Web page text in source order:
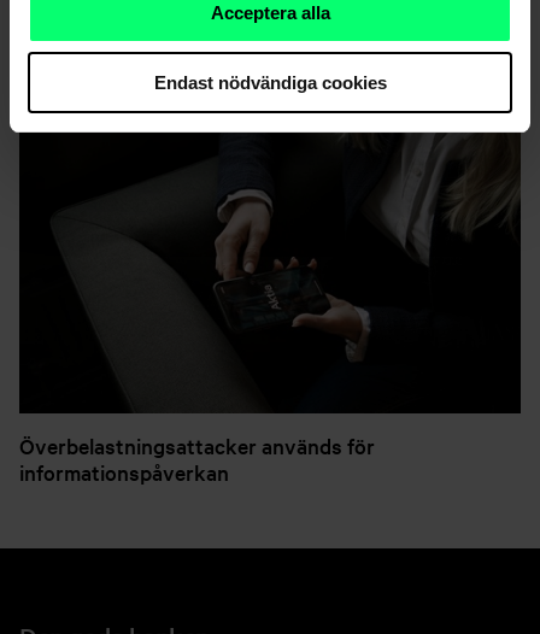
Acceptera alla
Endast nödvändiga cookies
Aktia deltar i Civilcyberinsats-kampanjen
Överbelastningsattacker används för
informationspåverkan